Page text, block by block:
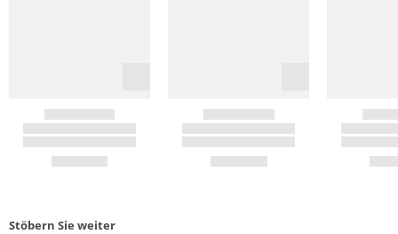
Stöbern Sie weiter